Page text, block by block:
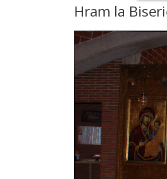
Hram la
Octombrie Noiembrie